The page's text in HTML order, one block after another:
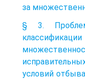
за
§ 3.
условий